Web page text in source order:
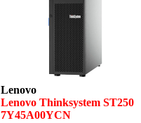
Lenovo
Lenovo Thinksystem ST250
7Y45A00YCN